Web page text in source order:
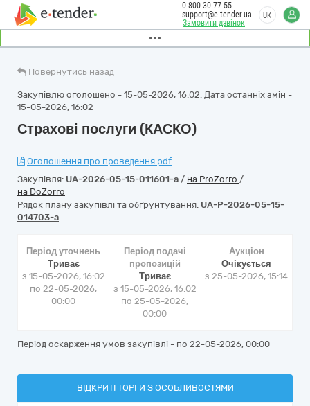
Замовити дзвінок
0 800 30 77 55
support@e-tender.ua
UK
Повернутись назад
Закупівлю оголошено - 15-05-2026, 16:02. Дата останніх змін -
15-05-2026, 16:02
Страхові послуги (КАСКО)
Оголошення про проведення.pdf
Закупівля: UA-2026-05-15-011601-a / на ProZorro /
на DoZorro
Рядок плану закупівлі та обґрунтування: UA-P-2026-05-15-
014703-a
Період уточнень
Триває
з 15-05-2026, 16:02
по 22-05-2026,
00:00
Період подачі
пропозицій
Триває
з 15-05-2026, 16:02
по 25-05-2026,
00:00
Аукціон
Очікується
з25-05-2026, 15:14
Період оскарження умов закупівлі - по 22-05-2026, 00:00
ВІДКРИТІ ТОРГИ З ОСОБЛИВОСТЯМИ